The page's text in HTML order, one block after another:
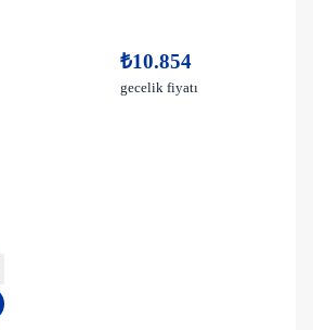
₺10.854
gecelik fiyatı